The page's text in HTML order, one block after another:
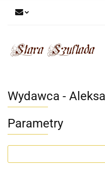
Wydawca -
Parametry